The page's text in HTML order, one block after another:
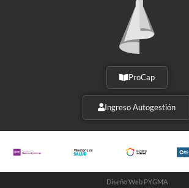
ProCap
Ingreso Autogestión
Diseño Web PYGMA